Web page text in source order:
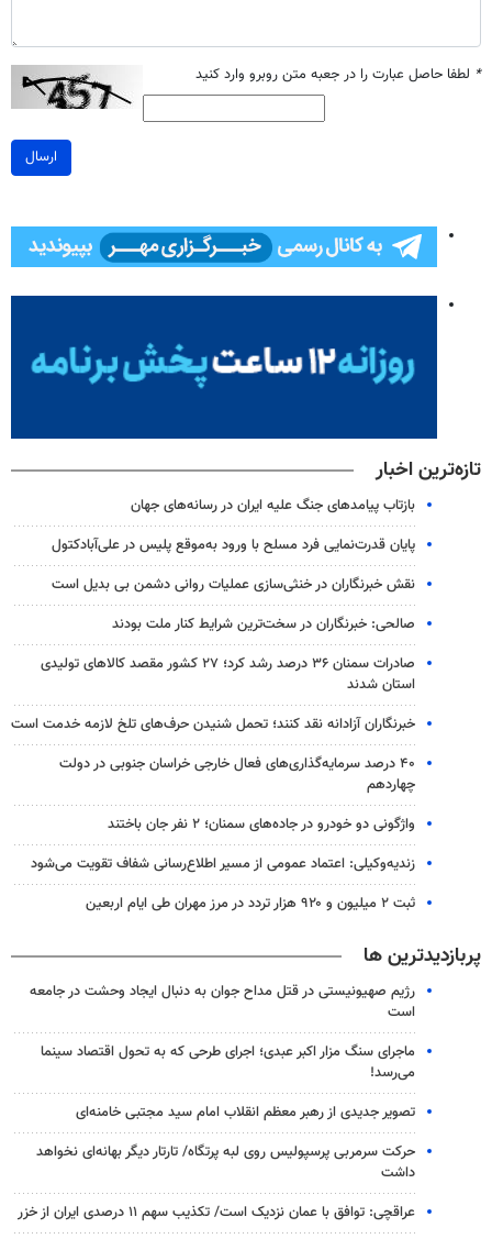
* لطفا حاصل عبارت را در جعبه متن روبرو وارد کنید
ارسال
تازه‌ترین اخبار
بازتاب پیامدهای جنگ علیه ایران در رسانه‌های جهان
پایان قدرت‌نمایی فرد مسلح با ورود به‌موقع پلیس در علی‌آبادکتول
نقش خبرنگاران در خنثی‌سازی عملیات روانی دشمن بی بدیل است
صالحی: خبرنگاران در سخت‌ترین شرایط کنار ملت بودند
صادرات سمنان ۳۶ درصد رشد کرد؛ ۲۷ کشور مقصد کالاهای تولیدی
استان شدند
خبرنگاران آزادانه نقد کنند؛ تحمل شنیدن حرف‌های تلخ لازمه خدمت است
۴۰ درصد سرمایه‌گذاری‌های فعال خارجی خراسان جنوبی در دولت
چهاردهم
واژگونی دو خودرو در جاده‌های سمنان؛ ۲ نفر جان باختند
زندیه‌وکیلی: اعتماد عمومی از مسیر اطلاع‌رسانی شفاف تقویت می‌شود
ثبت ۲ میلیون و ۹۲۰ هزار تردد در مرز مهران طی ایام اربعین
پربازدیدترین ها
رژیم صهیونیستی در قتل مداح جوان به دنبال ایجاد وحشت در جامعه
است
ماجرای سنگ مزار اکبر عبدی؛ اجرای طرحی که به تحول اقتصاد سینما
می‌رسد!
تصویر جدیدی از رهبر معظم انقلاب امام سید مجتبی خامنه‌ای
حرکت سرمربی پرسپولیس روی لبه پرتگاه/ تارتار دیگر بهانه‌ای نخواهد
داشت
عراقچی: توافق با عمان نزدیک است/ تکذیب سهم ۱۱ درصدی ایران از خزر